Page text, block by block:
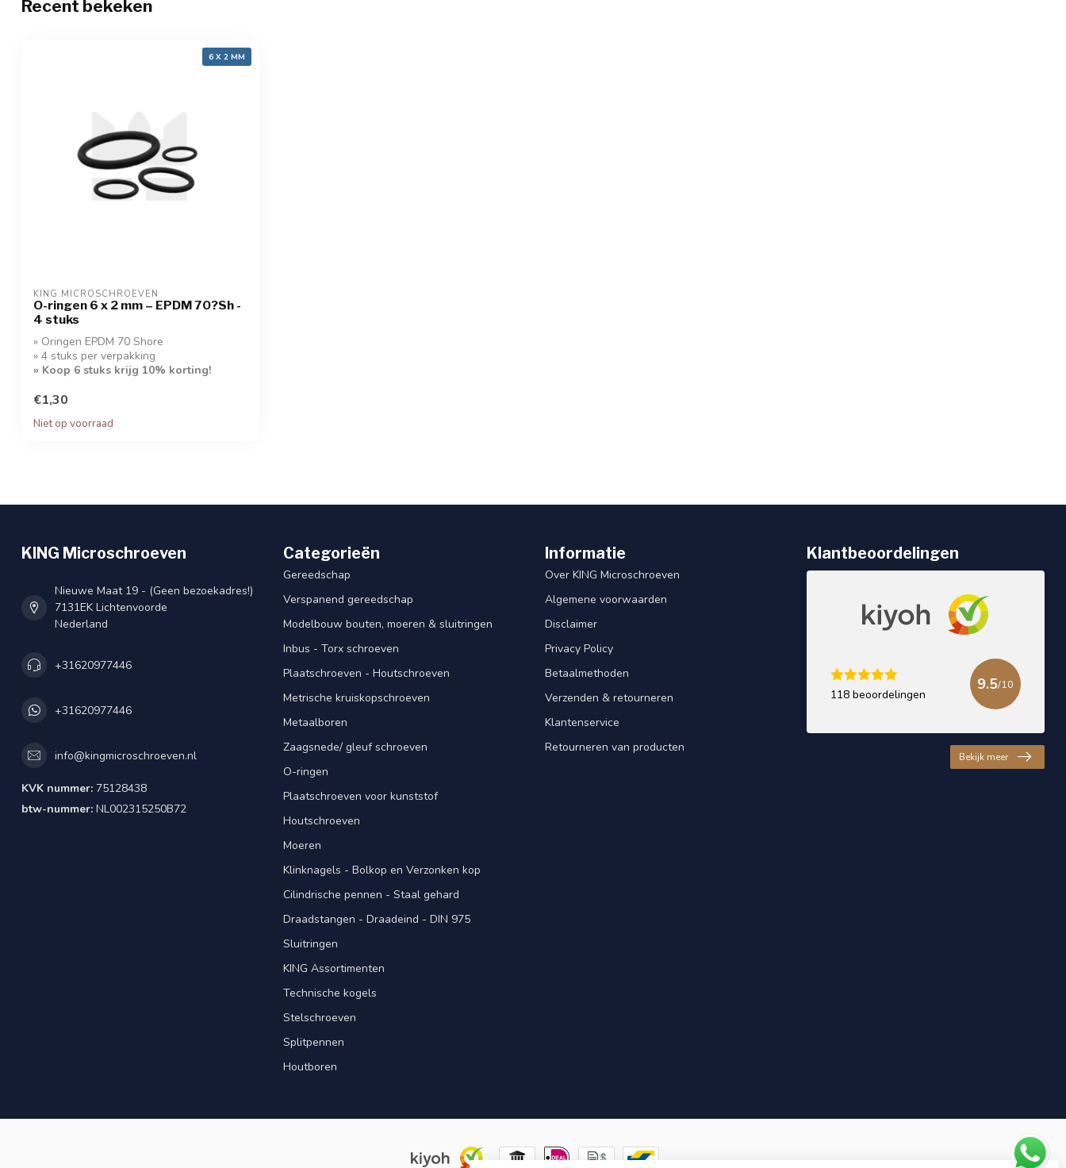
Recent bekeken
6 X 2 MM
KING MICROSCHROEVEN
O-ringen 6 x 2 mm – EPDM 70?Sh -
4 stuks
» Oringen EPDM 70 Shore
» 4 stuks per verpakking
» Koop 6 stuks krijg 10% korting!
€1,30
Niet op voorraad
KING Microschroeven
Nieuwe Maat 19 - (Geen bezoekadres!)
7131EK Lichtenvoorde
Nederland
+31620977446
+31620977446
info@kingmicroschroeven.nl
KVK nummer: 75128438
btw-nummer: NL002315250B72
Categorieën
Gereedschap
Verspanend gereedschap
Modelbouw bouten, moeren & sluitringen
Inbus - Torx schroeven
Plaatschroeven - Houtschroeven
Metrische kruiskopschroeven
Metaalboren
Zaagsnede/ gleuf schroeven
O-ringen
Plaatschroeven voor kunststof
Houtschroeven
Moeren
Klinknagels - Bolkop en Verzonken kop
Cilindrische pennen - Staal gehard
Draadstangen - Draadeind - DIN 975
Sluitringen
KING Assortimenten
Technische kogels
Stelschroeven
Splitpennen
Houtboren
Informatie
Over KING Microschroeven
Algemene voorwaarden
Disclaimer
Privacy Policy
Betaalmethoden
Verzenden & retourneren
Klantenservice
Retourneren van producten
Klantbeoordelingen
118 beoordelingen
9.5/10
Bekijk meer